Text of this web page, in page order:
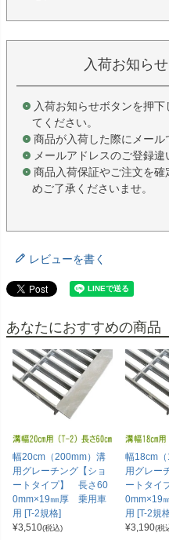
入荷お知ら
入荷お知らせボタンを押
てください。
商品が入荷した際にメール
メールアドレスのご登録違
商品入荷保証やご注文を
めご了承くださいませ。
レビューを書く
あなたにおすすめの商品
幅20cm（200mm）溝
用グレーチング【ショ
ートタイプ】 長さ60
0mm×19㎜厚 乗用車
用 [T-2規格]
¥3,510(税込)
幅18cm
用グレー
ートタイ
0mm×19
用 [T-2規
¥3,190(税